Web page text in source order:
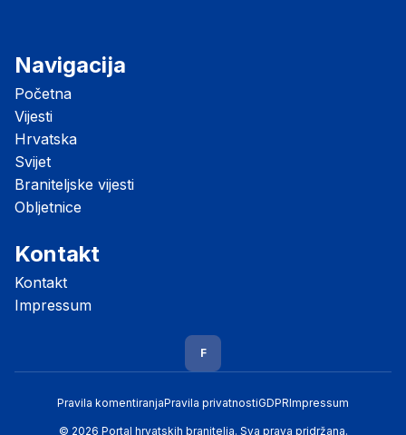
Navigacija
Početna
Vijesti
Hrvatska
Svijet
Braniteljske vijesti
Obljetnice
Kontakt
Kontakt
Impressum
F
Pravila komentiranjaPravila privatnostiGDPRImpressum
© 2026 Portal hrvatskih branitelja. Sva prava pridržana.